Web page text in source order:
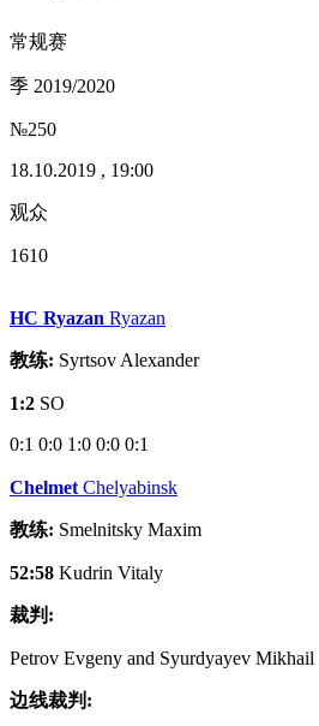
常规赛
季 2019/2020
№250
18.10.2019 , 19:00
观众
1610
HC Ryazan Ryazan
教练: Syrtsov Alexander
1:2 SO
0:1 0:0 1:0 0:0 0:1
Chelmet Chelyabinsk
教练: Smelnitsky Maxim
52:58 Kudrin Vitaly
裁判:
Petrov Evgeny and Syurdyayev Mikhail
边线裁判: